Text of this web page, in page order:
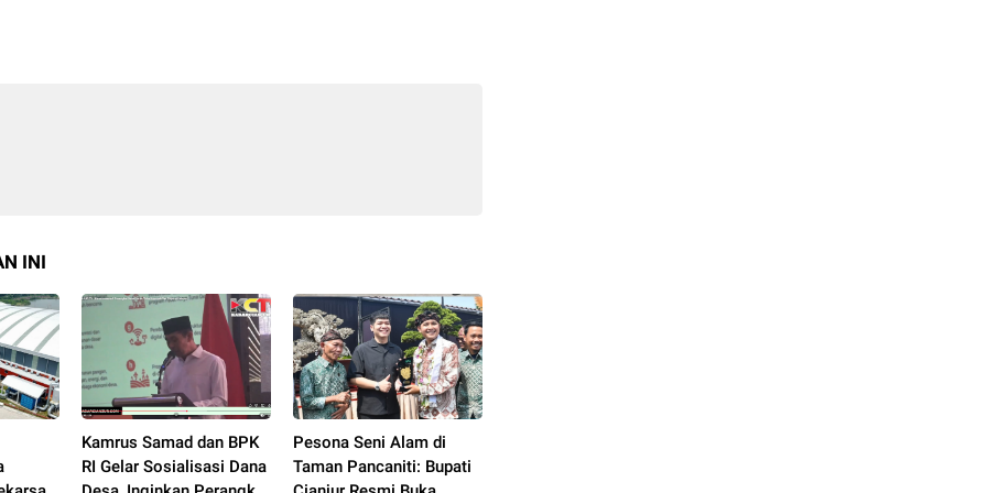
INI
Kamrus Samad dan BPK
RI Gelar Sosialisasi Dana
Pesona Seni Alam di
Taman Pancaniti: Bupati